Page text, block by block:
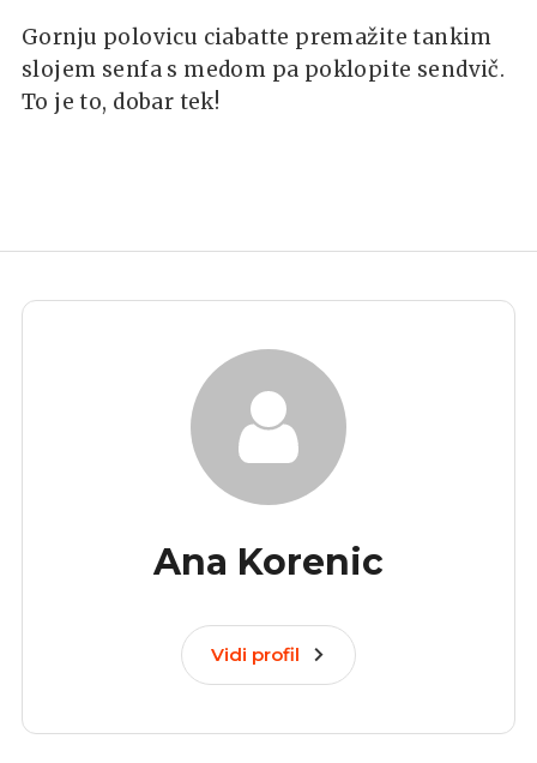
Gornju polovicu ciabatte premažite tankim
slojem senfa s medom pa poklopite sendvič.
To je to, dobar tek!
Ana Korenic
Vidi profil